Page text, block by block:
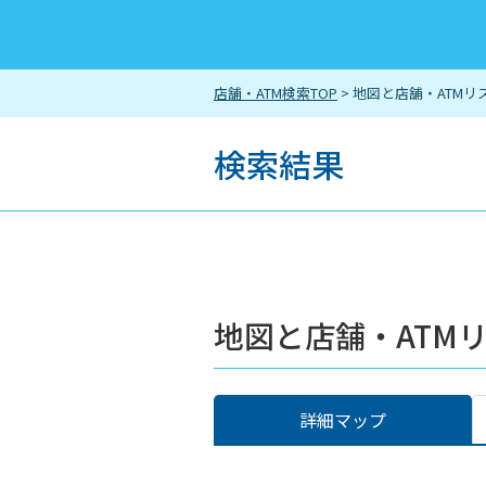
店舗・ATM検索TOP > 地図と店舗・ATMリ
検索結果
地図と店舗・ATM
詳細マップ